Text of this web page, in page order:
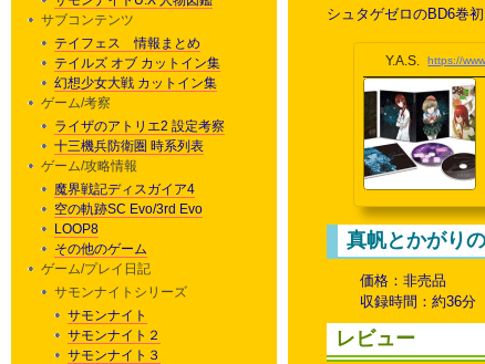
シュタゲゼロのBD6巻
Y.A.S. https://
真帆とかがり
価格：非売品
収録時間：約36分
レビュー
サブコンテンツ
テイフェス 情報まとめ
テイルズ オブ カットイン集
幻想少女大戦 カットイン集
ゲーム/考察
ライザのアトリエ2 設定考察
十三機兵防衛圏 時系列表
ゲーム/攻略情報
魔界戦記ディスガイア4
空の軌跡SC Evo/3rd Evo
LOOP8
その他のゲーム
ゲーム/プレイ日記
サモンナイトシリーズ
サモンナイト
サモンナイト２
サモンナイト３